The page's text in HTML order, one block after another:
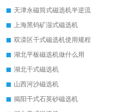
天津永磁筒式磁选机半逆流
上海黑钨矿湿式磁选机
双滦区干式磁选机使用规程
湖北平板磁选机做什么用
湖北干式磁选机
山西河沙磁选机
揭阳干式石英砂磁选机